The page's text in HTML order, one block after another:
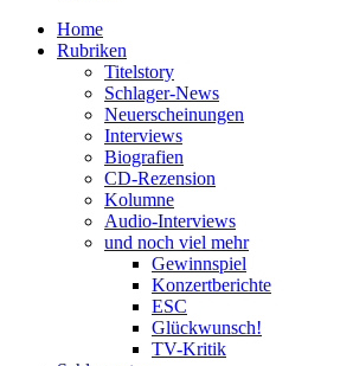
Home
Rubriken
Titelstory
Schlager-News
Neuerscheinungen
Interviews
Biografien
CD-Rezension
Kolumne
Audio-Interviews
und noch viel mehr
Gewinnspiel
Konzertberichte
ESC
Glückwunsch!
TV-Kritik